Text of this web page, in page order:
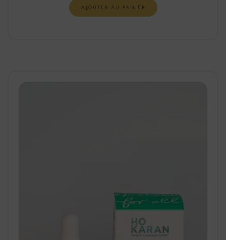
AJOUTER AU PANIER